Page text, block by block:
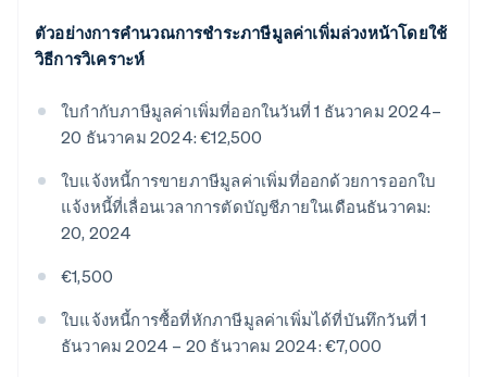
ตัวอย่างการคํานวณการชำระภาษีมูลค่าเพิ่มล่วงหน้าโดยใช้
วิธีการวิเคราะห์
ใบกํากับภาษีมูลค่าเพิ่มที่ออกในวันที่ 1 ธันวาคม 2024–
20 ธันวาคม 2024: €12,500
ใบแจ้งหนี้การขายภาษีมูลค่าเพิ่มที่ออกด้วยการออกใบ
แจ้งหนี้ที่เลื่อนเวลาการตัดบัญชีภายในเดือนธันวาคม:
20, 2024
€1,500
ใบแจ้งหนี้การซื้อที่หักภาษีมูลค่าเพิ่มได้ที่บันทึกวันที่ 1
ธันวาคม 2024 – 20 ธันวาคม 2024: €7,000